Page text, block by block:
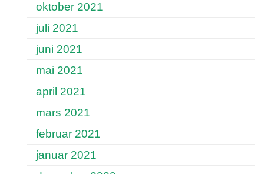
oktober 2021
juli 2021
juni 2021
mai 2021
april 2021
mars 2021
februar 2021
januar 2021